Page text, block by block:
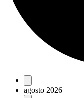
Eventos
agosto 2026